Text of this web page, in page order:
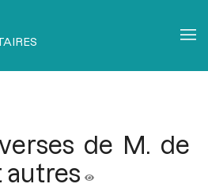
de M. de
autres